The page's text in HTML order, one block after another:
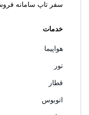
سفر تاپ سامانه
خدمات
هواپیما
تور
قطار
اتوبوس